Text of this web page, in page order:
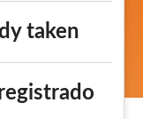
taken